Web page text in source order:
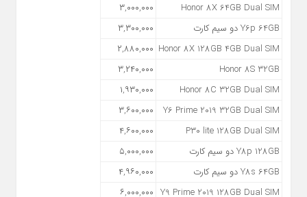
Honor 8X 64GB Dual SIM
۳,۰۰۰,۰۰۰
Y6p 64GB دو سیم کارت
۳,۳۰۰,۰۰۰
Honor 8X 128GB 4GB Dual SIM ۲,۸۸۰,۰۰۰
Honor 8S 32GB
۳,۲۴۰,۰۰۰
Honor 8C 32GB Dual SIM
۱,۹۳۰,۰۰۰
Y6 Prime 2019 32GB Dual SIM
۳,۶۰۰,۰۰۰
P30 lite 128GB Dual SIM
۴,۶۰۰,۰۰۰
Y8p 128GB دو سیم کارت
۵,۰۰۰,۰۰۰
Y8s 64GB دو سیم کارت
۴,۹۶۰,۰۰۰
Y9 Prime 2019 128GB Dual SIM ۶,۰۰۰,۰۰۰